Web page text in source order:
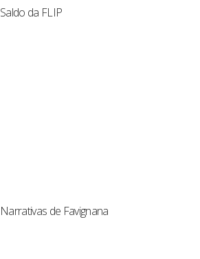
Saldo da FLIP
Narrativas de Favignana